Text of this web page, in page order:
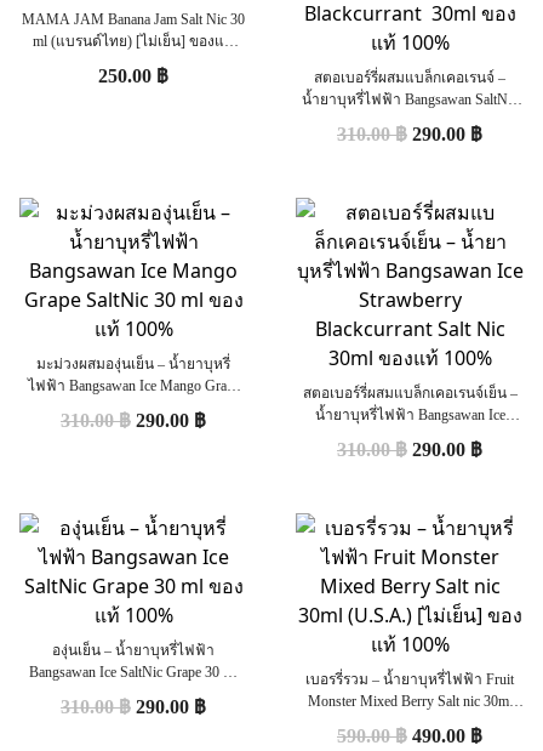
MAMA JAM Banana Jam Salt Nic 30
ml (แบรนด์ไทย) [ไม่เย็น] ของแท้
250.00 ฿
สตอเบอร์รี่ผสมแบล็กเคอเรนจ์ –
น้ำยาบุหรี่ไฟฟ้า Bangsawan SaltNic
Strawberry Blackcurrant 30ml ของแท้
100%
310.00฿ 290.00 ฿
มะม่วงผสมองุ่นเย็น – น้ำยาบุหรี่
ไฟฟ้า Bangsawan Ice Mango Grape
SaltNic 30 ml ของแท้ 100%
310.00฿ 290.00 ฿
สตอเบอร์รี่ผสมแบล็กเคอเรนจ์เย็น –
น้ำยาบุหรี่ไฟฟ้า Bangsawan Ice
Strawberry Blackcurrant Salt Nic 30ml
ของแท้ 100%
310.00฿ 290.00 ฿
องุ่นเย็น – น้ำยาบุหรี่ไฟฟ้า
Bangsawan Ice SaltNic Grape 30 ml
ของแท้ 100%
310.00฿ 290.00 ฿
เบอรรี่รวม – น้ำยาบุหรี่ไฟฟ้า Fruit
Monster Mixed Berry Salt nic 30ml
(U.S.A.) [ไม่เย็น] ของแท้ 100%
590.00฿ 490.00 ฿